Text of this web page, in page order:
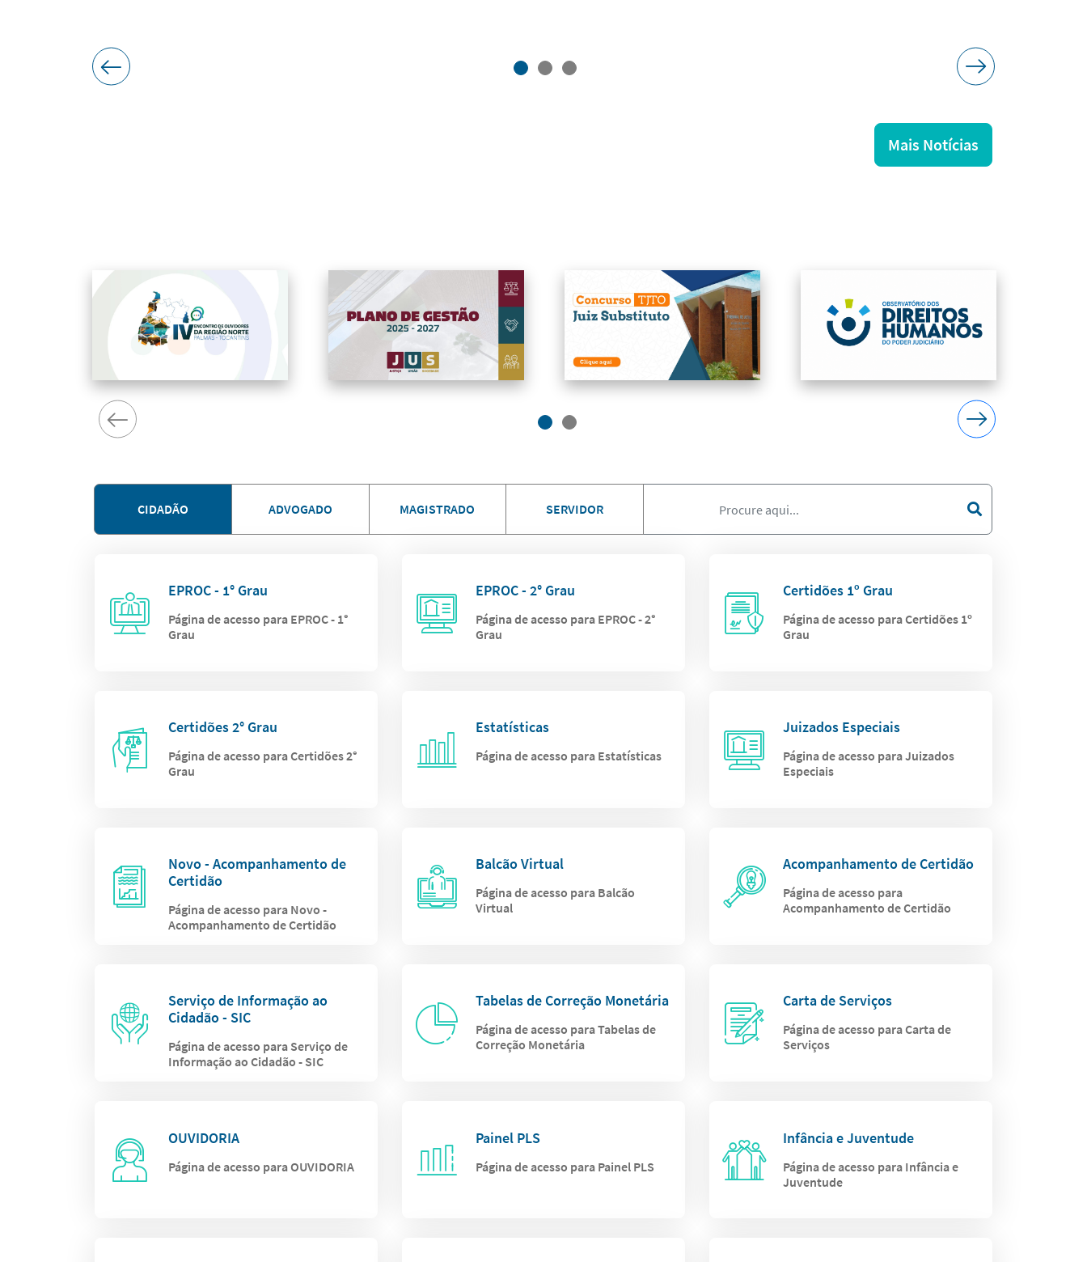
Mais Notícias
CIDADÃO ADVOGADO MAGISTRADO SERVIDOR
EPROC - 1° Grau
Página de acesso para EPROC - 1°
Grau
EPROC - 2° Grau
Página de acesso para EPROC - 2°
Grau
Certidões 1º Grau
Página de acesso para Certidões 1º
Grau
Certidões 2° Grau
Página de acesso para Certidões 2°
Grau
Estatísticas
Página de acesso para Estatísticas
Juizados Especiais
Página de acesso para Juizados
Especiais
Novo - Acompanhamento de
Certidão
Página de acesso para Novo -
Acompanhamento de Certidão
Balcão Virtual
Página de acesso para Balcão
Virtual
Acompanhamento de Certidão
Página de acesso para
Acompanhamento de Certidão
Serviço de Informação ao
Cidadão - SIC
Página de acesso para Serviço de
Informação ao Cidadão - SIC
Tabelas de Correção Monetária
Página de acesso para Tabelas de
Correção Monetária
Carta de Serviços
Página de acesso para Carta de
Serviços
OUVIDORIA
Página de acesso para OUVIDORIA
Painel PLS
Página de acesso para Painel PLS
Infância e Juventude
Página de acesso para Infância e
Juventude